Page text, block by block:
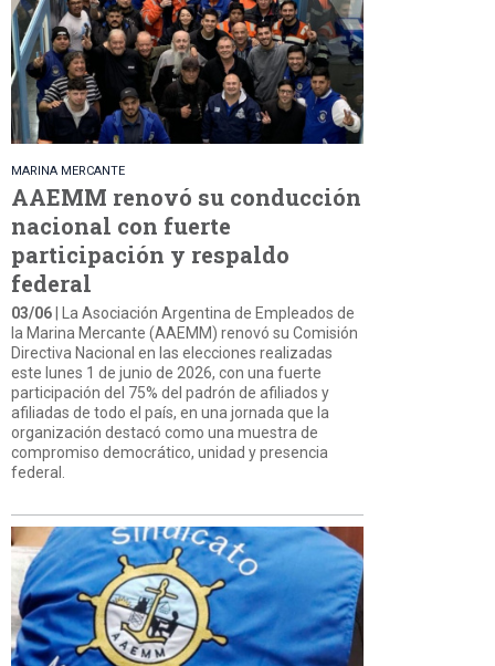
MARINA MERCANTE
AAEMM renovó su conducción
nacional con fuerte
participación y respaldo
federal
03/06 | La Asociación Argentina de Empleados de
la Marina Mercante (AAEMM) renovó su Comisión
Directiva Nacional en las elecciones realizadas
este lunes 1 de junio de 2026, con una fuerte
participación del 75% del padrón de afiliados y
afiliadas de todo el país, en una jornada que la
organización destacó como una muestra de
compromiso democrático, unidad y presencia
federal.